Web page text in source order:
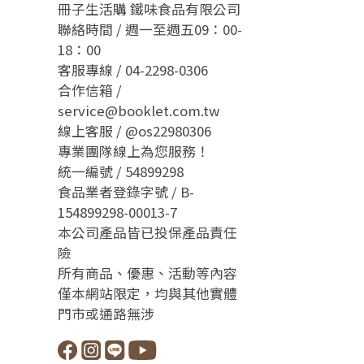
冊子生活購 鐵味食品有限公司
聯絡時間 / 週一至週五09：00-
18：00
客服專線 / 04-2298-0306
合作信箱 /
service@booklet.com.tw
線上客服 / @os22980306
專業團隊線上為您服務！
統一編號 / 54899298
食品業者登錄字號 / B-
154899298-00013-7
本公司產品皆已投保產品責任
險
所有商品、優惠、活動等內容
僅本網站限定，均與其他實體
門市或通路無涉